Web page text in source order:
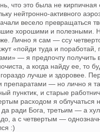
что это была не кирпичная
нейтронно-активного
весело превращаться
хорошими и полезными.
Лично я сам — ссу
«пойди туда и поработай,
— я предпочту получить
а когда найду ее, то
лучше и здоровее.
препаратами — но лично я
пунктик, и старые
расходом я облучаться
ради Бога, третьим — а
а с четвертым —
:)